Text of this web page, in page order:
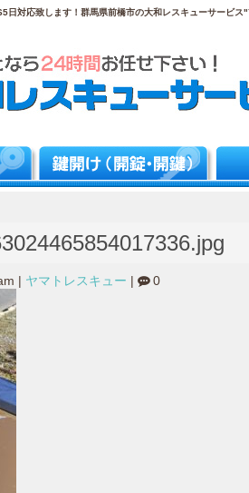
日対応致します！群馬県前橋市の大和レスキューサービス
ヤマトレスキュー 0